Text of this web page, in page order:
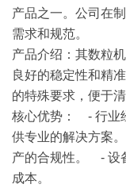
产品之一。公司在
需求和规范。
产品介绍 ：其数粒
良好的稳定性和精
的特殊要求，便于清
核心优势 ： - 行业
供专业的解决方案
产的合规性。 - 设
成本。